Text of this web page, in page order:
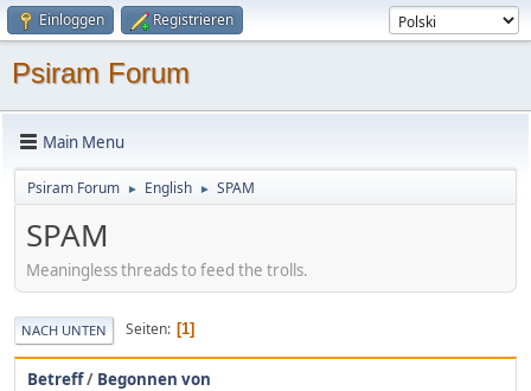
Einloggen Registrieren
Psiram Forum
Main Menu
Psiram Forum ► English ► SPAM
SPAM
Meaningless threads to feed the trolls.
NACH UNTEN Seiten 1
Betreff/ Begonnen von